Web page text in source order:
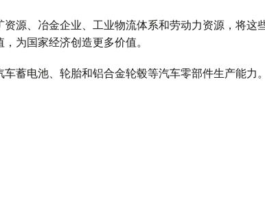
源、冶金企业、工业物流体系和劳动力资源，将这
为国家经济创造更多价值。
车蓄电池、轮胎和铝合金轮毂等汽车零部件生产能力